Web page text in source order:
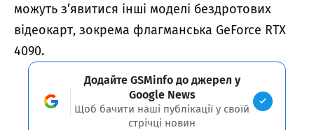
можуть з’явитися інші моделі бездротових
відеокарт, зокрема флагманська GeForce RTX
4090.
Додайте GSMinfo до джерел у
Google News
Щоб бачити наші публікації у своїй
стрічці новин